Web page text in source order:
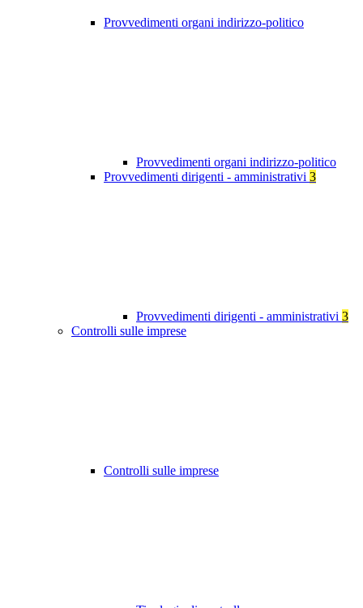
Provvedimenti organi indirizzo-politico
Provvedimenti organi indirizzo-politico
Provvedimenti dirigenti - amministrativi 3
Provvedimenti dirigenti - amministrativi 3
Controlli sulle imprese
Controlli sulle imprese